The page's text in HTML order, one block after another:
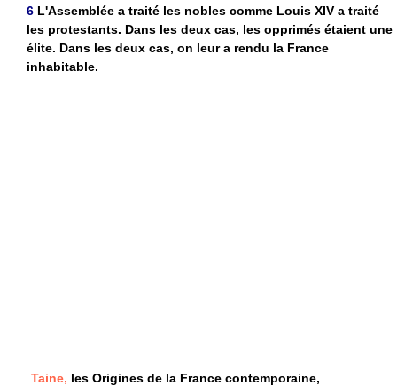
6 L'Assemblée a traité les nobles comme Louis XIV a traité
les protestants. Dans les deux cas, les opprimés étaient une
élite. Dans les deux cas, on leur a rendu la France
inhabitable.
Taine, les Origines de la France contemporaine,